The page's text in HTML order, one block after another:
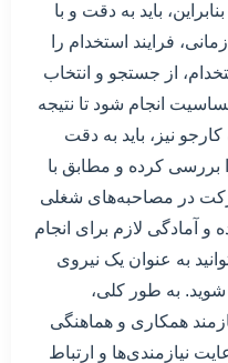
باید به دقت و با
فرایند استخدام را
از جستجو و انتخاب
انجام شود تا نتیجه
نیز، باید به دقت
بررسی کرده و مطابق با
در مصاحبه‌های شغلی
و آمادگی لازم برای انجام
به عنوان یک نیروی
به طور کلی،
همکاری و هماهنگی
نیازمندی‌ها و ارتباط